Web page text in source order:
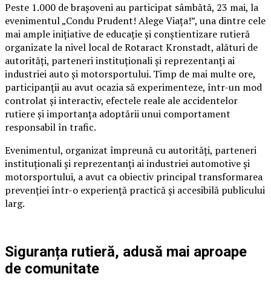
Peste 1.000 de brașoveni au participat sâmbătă, 23 mai, la
evenimentul „Condu Prudent! Alege Viața!”, una dintre cele
mai ample inițiative de educație și conștientizare rutieră
organizate la nivel local de Rotaract Kronstadt, alături de
autorități, parteneri instituționali și reprezentanți ai
industriei auto și motorsportului. Timp de mai multe ore,
participanții au avut ocazia să experimenteze, într-un mod
controlat și interactiv, efectele reale ale accidentelor
rutiere și importanța adoptării unui comportament
responsabil în trafic.
Evenimentul, organizat împreună cu autorități, parteneri
instituționali și reprezentanți ai industriei automotive și
motorsportului, a avut ca obiectiv principal transformarea
prevenției într-o experiență practică și accesibilă publicului
larg.
Siguranța rutieră, adusă mai aproape
de comunitate